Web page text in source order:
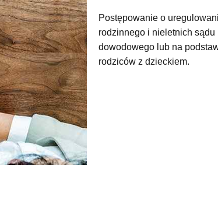
Postępowanie o
rodzinnego i nieletnich
dowodowego lub na
rodziców z dzieckiem.